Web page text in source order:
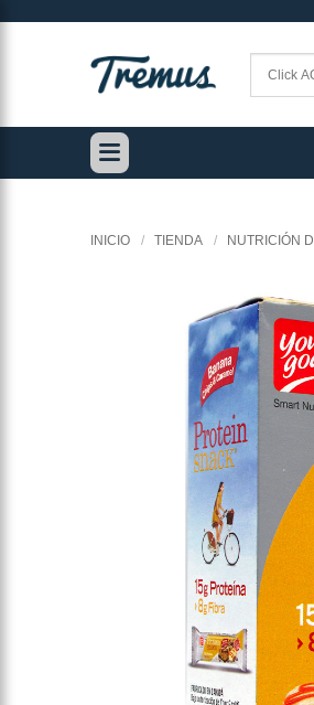
INICIO / TIENDA / NUTRICIÓN